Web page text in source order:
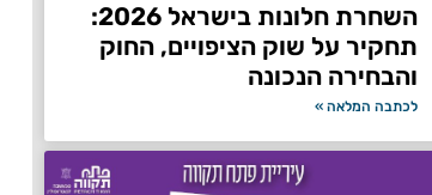
השחרת חלונות בישראל 2026:
תחקיר על שוק הציפויים, החוק
והבחירה הנכונה
לכתבה המלאה »